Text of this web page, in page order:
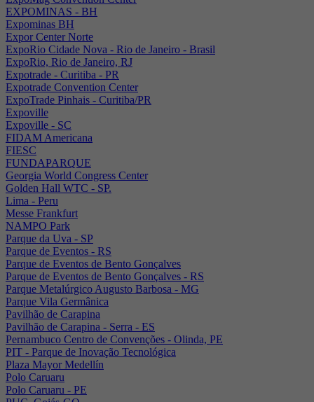
EXPOMINAS - BH
Expominas BH
Expor Center Norte
ExpoRio Cidade Nova - Rio de Janeiro - Brasil
ExpoRio, Rio de Janeiro, RJ
Expotrade - Curitiba - PR
Expotrade Convention Center
ExpoTrade Pinhais - Curitiba/PR
Expoville
Expoville - SC
FIDAM Americana
FIESC
FUNDAPARQUE
Georgia World Congress Center
Golden Hall WTC - SP.
Lima - Peru
Messe Frankfurt
NAMPO Park
Parque da Uva - SP
Parque de Eventos - RS
Parque de Eventos de Bento Gonçalves
Parque de Eventos de Bento Gonçalves - RS
Parque Metalúrgico Augusto Barbosa - MG
Parque Vila Germânica
Pavilhão de Carapina
Pavilhão de Carapina - Serra - ES
Pernambuco Centro de Convenções - Olinda, PE
PIT - Parque de Inovação Tecnológica
Plaza Mayor Medellín
Polo Caruaru
Polo Caruaru - PE